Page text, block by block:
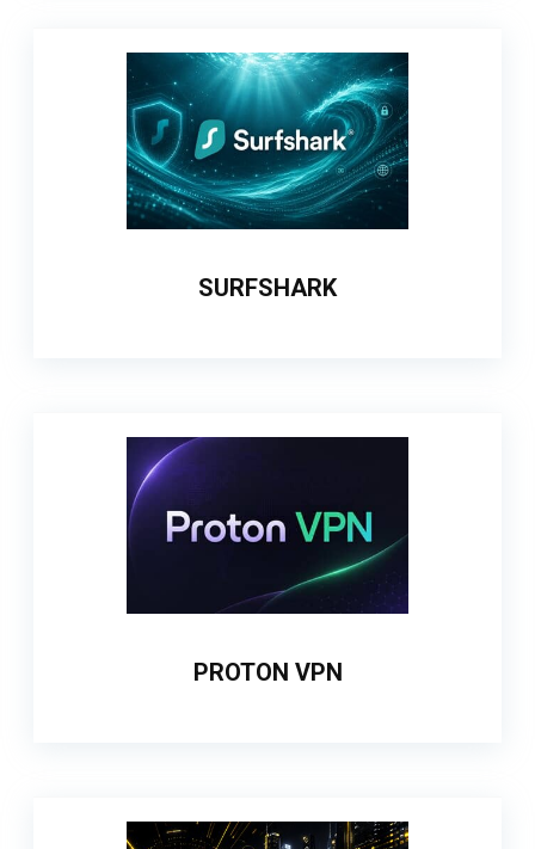
SURFSHARK
PROTON VPN